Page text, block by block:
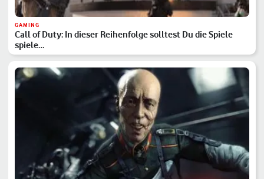
GAMING
Call of Duty: In dieser Reihenfolge solltest Du die Spiele
spiele…